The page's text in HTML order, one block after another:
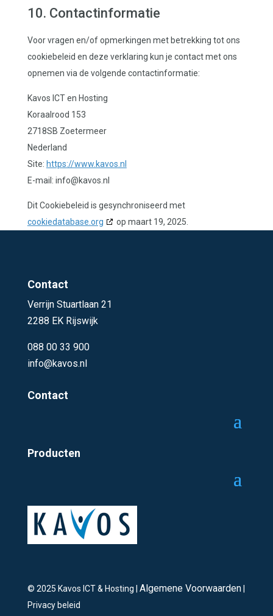
10. Contactinformatie
Voor vragen en/of opmerkingen met betrekking tot ons
cookiebeleid en deze verklaring kun je contact met ons
opnemen via de volgende contactinformatie:
Kavos ICT en Hosting
Koraalrood 153
2718SB Zoetermeer
Nederland
Site: https://www.kavos.nl
E-mail: info@kavos.nl
Dit Cookiebeleid is gesynchroniseerd met
cookiedatabase.org
op maart 19, 2025.
Contact
Verrijn Stuartlaan 21
2288 EK Rijswijk
088 00 33 900
info@kavos.nl
Contact
Producten
© 2025 Kavos ICT & Hosting | Algemene Voorwaarden|
Privacy beleid